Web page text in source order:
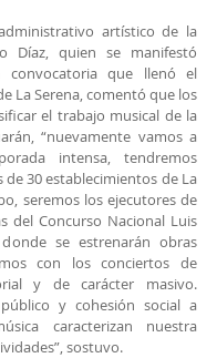
artístico de la
Díaz, quien se manifestó
que llenó el
La Serena, comentó que los
el trabajo musical de la
“nuevamente vamos a
intensa, tendremos
30 establecimientos de La
seremos los ejecutores de
del Concurso Nacional Luis
se estrenarán obras
con los conciertos de
y de carácter masivo.
y cohesión social a
caracterizan nuestra
sostuvo.